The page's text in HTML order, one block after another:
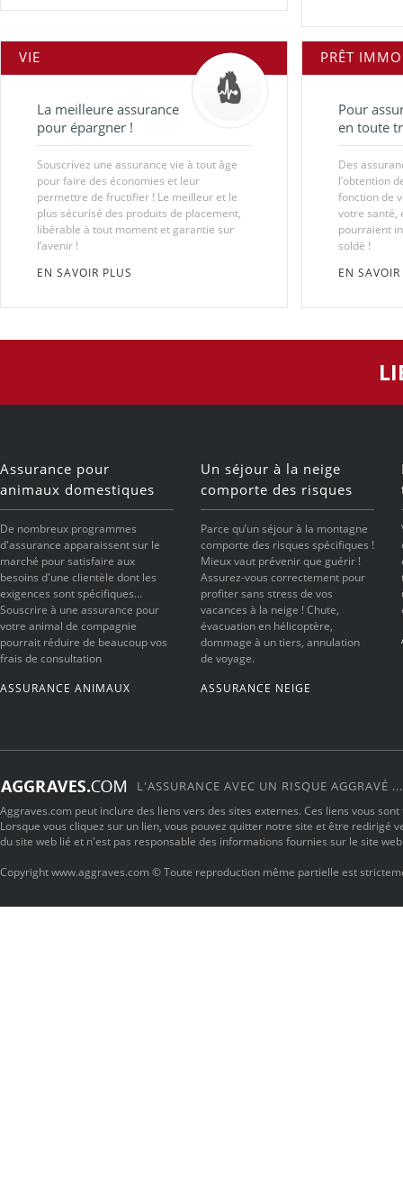
VIE
La meilleure assurance
pour épargner !
Souscrivez une assurance vie à tout âge
pour faire des économies et leur
permettre de fructifier ! Le meilleur et le
plus sécurisé des produits de placement,
libérable à tout moment et garantie sur
l’avenir !
EN SAVOIR PLUS
PRÊT
Pour
en toute
Des
l’obtention
fonction de
votre santé,
pourraient
soldé !
EN
Assurance pour
animaux domestiques
De nombreux programmes
d'assurance apparaissent sur le
marché pour satisfaire aux
besoins d'une clientèle dont les
exigences sont spécifiques…
Souscrire à une assurance pour
votre animal de compagnie
pourrait réduire de beaucoup vos
frais de consultation
ASSURANCE ANIMAUX
Un séjour à la neige
comporte des risques
Parce qu’un séjour à la montagne
comporte des risques spécifiques !
Mieux vaut prévenir que guérir !
Assurez-vous correctement pour
profiter sans stress de vos
vacances à la neige ! Chute,
évacuation en hélicoptère,
dommage à un tiers, annulation
de voyage.
ASSURANCE NEIGE
L'ASSURANCE AVEC UN RISQUE AGGRAVÉ ...
Aggraves.com peut inclure des liens vers des sites externes. Ces liens vous
Lorsque vous cliquez sur un lien, vous pouvez quitter notre site et être redirigé
du site web lié et n'est pas responsable des informations fournies sur le site
Copyright www.aggraves.com © Toute reproduction même partielle est